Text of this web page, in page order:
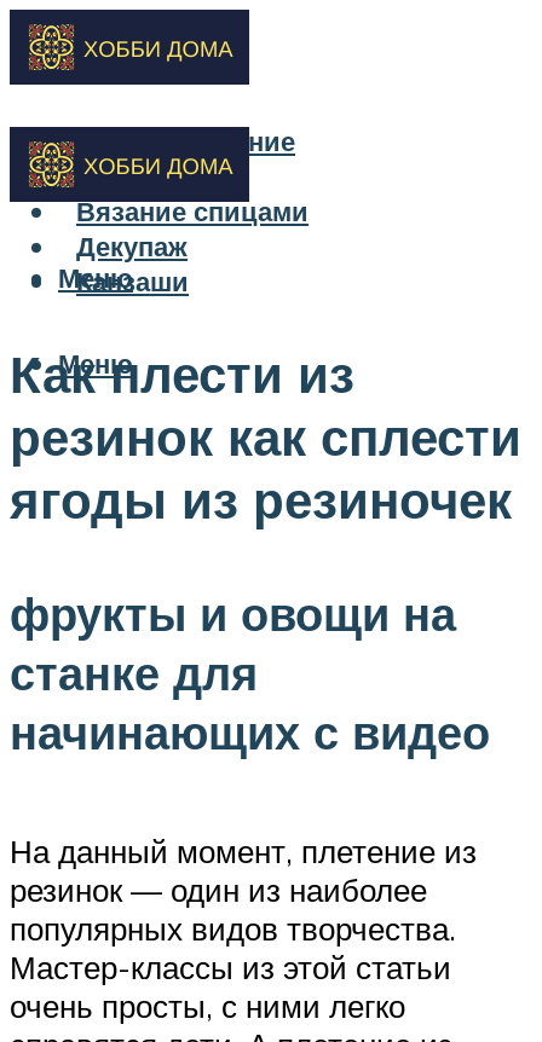
Бисероплетение
Вышивка
Вязание спицами
Декупаж
Канзаши
Меню
Меню
Как плести из
резинок как сплести
ягоды из резиночек
фрукты и овощи на
станке для
начинающих с видео
На данный момент, плетение из
резинок — один из наиболее
популярных видов творчества.
Мастер-классы из этой статьи
очень просты, с ними легко